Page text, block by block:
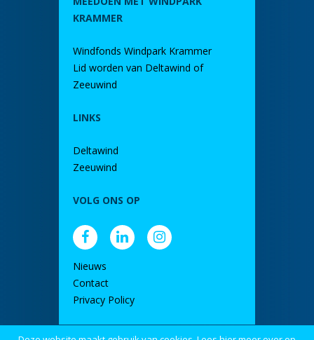
KRAMMER
Windfonds Windpark Krammer
Lid worden van Deltawind of
Zeeuwind
LINKS
Deltawind
Zeeuwind
VOLG ONS OP
Nieuws
Contact
Privacy Policy